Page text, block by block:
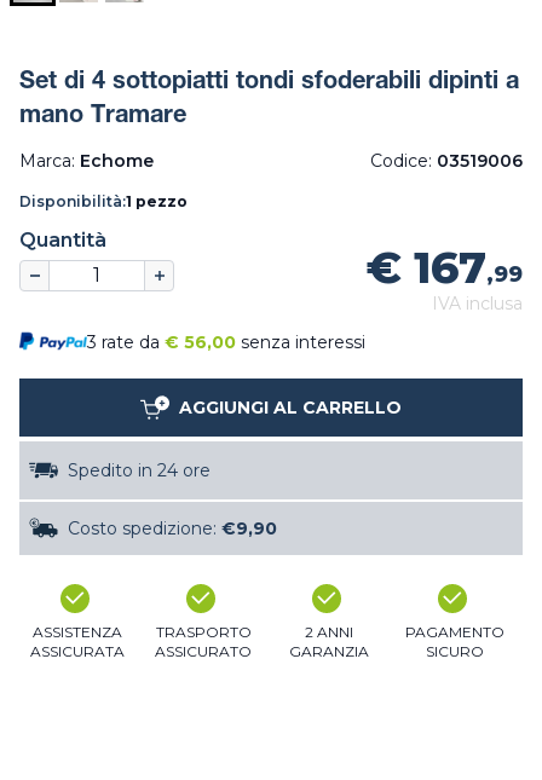
Set di 4 sottopiatti tondi sfoderabili dipinti a
mano Tramare
Marca: Echome Codice: 03519006
Disponibilità:1 pezzo
Quantità
€ 167,99
IVA inclusa
3 rate da € 56,00 senza interessi
AGGIUNGI AL CARRELLO
Spedito in 24 ore
Costo spedizione: €9,90
ASSISTENZA
ASSICURATA
TRASPORTO
ASSICURATO
2 ANNI
GARANZIA
PAGAMENTO
SICURO